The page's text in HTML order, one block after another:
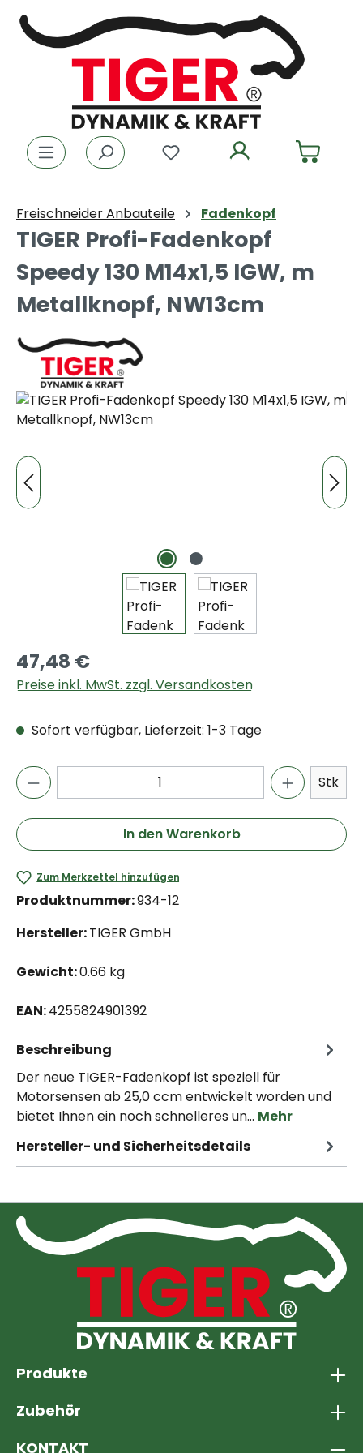
Zum Hauptinhalt springen
Du hast 0 Produkte auf
Freischneider Anbauteile Fadenkopf
TIGER Profi-Fadenkopf
Speedy 130 M14x1,5 IGW, m
Metallknopf, NW13cm
Bildergalerie überspringen
47,48 €
Preise inkl. MwSt. zzgl. Versandkosten
Sofort verfügbar, Lieferzeit: 1-3 Tage
Stk
In den Warenkorb
Zum Merkzettel hinzufügen
Produktnummer:934-12
Hersteller:TIGER GmbH
Gewicht:0.66 kg
EAN:4255824901392
Beschreibung
Der neue TIGER-Fadenkopf ist speziell für
Motorsensen ab 25,0 ccm entwickelt worden und
bietet Ihnen ein noch schnelleres un… Mehr
Hersteller- und Sicherheitsdetails
Produkte
Zubehör
KONTAKT